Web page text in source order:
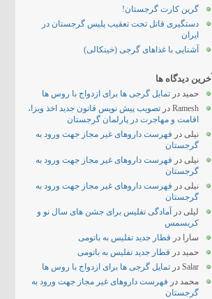
گرین کارت گرجستان!
دستگیری قاتل تحت تعقیب پلیس گرجستان در
ایران
آشنایی با غذاهای گرجی (خینکالی)
آخرین دیدگاه ها
حمید در تمایل گرجی ها برای ازدواج با روس ها
Ramesh در تصویب پیش نویس قانون جدید اخذ ویزا،
اقامت و مهاجرت در پارلمان گرجستان
نیلی در فهرست داروهای غیر مجاز جهت ورود به
گرجستان
نیلی در فهرست داروهای غیر مجاز جهت ورود به
گرجستان
نیلی در فهرست داروهای غیر مجاز جهت ورود به
گرجستان
لیلی در
آمادگی تفلیس برای جشن های سال نو و
کریسمس
سارا
در قطار جدید تفلیس به باتومی
حمید در قطار جدید تفلیس به باتومی
Salar در تمایل گرجی ها برای ازدواج با روس ها
محمد در فهرست داروهای غیر مجاز جهت ورود به
گرجستان